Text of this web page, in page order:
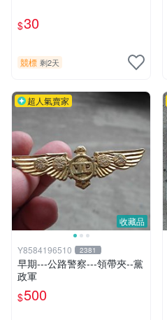
$30
競標 剩2天
收藏品
超人氣賣家
Y8584196510 2381
早期---公路警察---領帶夾--黨
政軍
$500